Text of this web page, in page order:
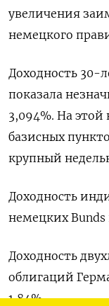
увеличения
немецкого
Доходность 30-
показала
3,094%. На этой
базисных
крупный
Доходность
немецких Bunds
Доходность
облигаций
1,84%.